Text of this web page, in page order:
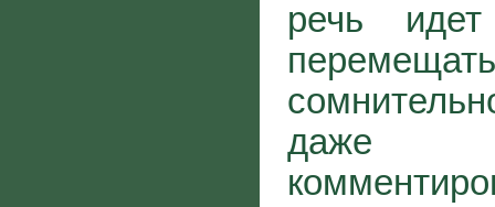
речь
даже